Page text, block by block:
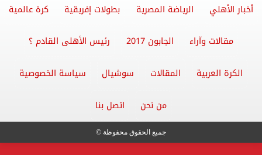
أخبار الأهلي الرياضة المصرية بطولات إفريقية كرة عالمية
مقالات وآراء الجابون 2017 رئيس الأهلى القادم ؟
الكرة العربية المقالات سوشيال سياسة الخصوصية
من نحن اتصل بنا
جميع الحقوق محفوظة ©